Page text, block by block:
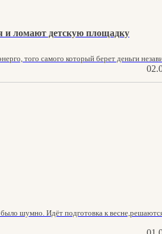
и ломают детскую площадку
того самого который берет деньги
шумно. Идёт подготовка к